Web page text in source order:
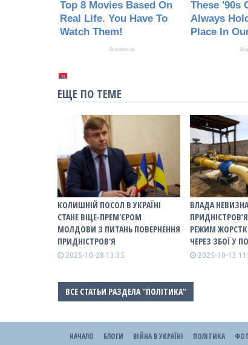
ЕЩЕ ПО ТЕМЕ
КОЛИШНІЙ ПОСОЛ В УКРАЇНІ
СТАНЕ ВІЦЕ-ПРЕМ'ЄРОМ
МОЛДОВИ З ПИТАНЬ ПОВЕРНЕННЯ
ПРИДНІСТРОВ'Я
2025-10-28 13:35
ВЛАДА
РЕЖИМ
ЧЕРЕЗ ЗБОЇ У
2025-10-13
ВСЕ СТАТЬИ РАЗДЕЛА "ПОЛІТИКА"
НАЧАЛО БЛОГИ ВІЙНА В УКРАЇНІ ПОЛІТИКА